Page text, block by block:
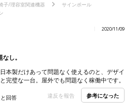
子/理容室関連機器
サインポール
2020/11/09
なし。
本製だけあって問題なく使えるのと、デザイ
完璧な一台。屋外でも問題なく稼働中です。
回答 違反を報告 参考になった